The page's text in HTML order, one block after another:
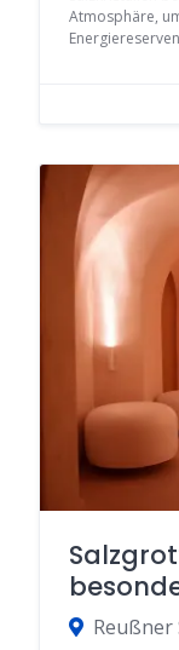
Atmosphäre,